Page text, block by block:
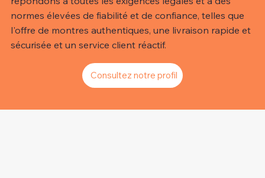
normes élevées de fiabilité et de confiance, telles que
l'offre de montres authentiques, une livraison rapide et
sécurisée et un service client réactif.
Consultez notre profil